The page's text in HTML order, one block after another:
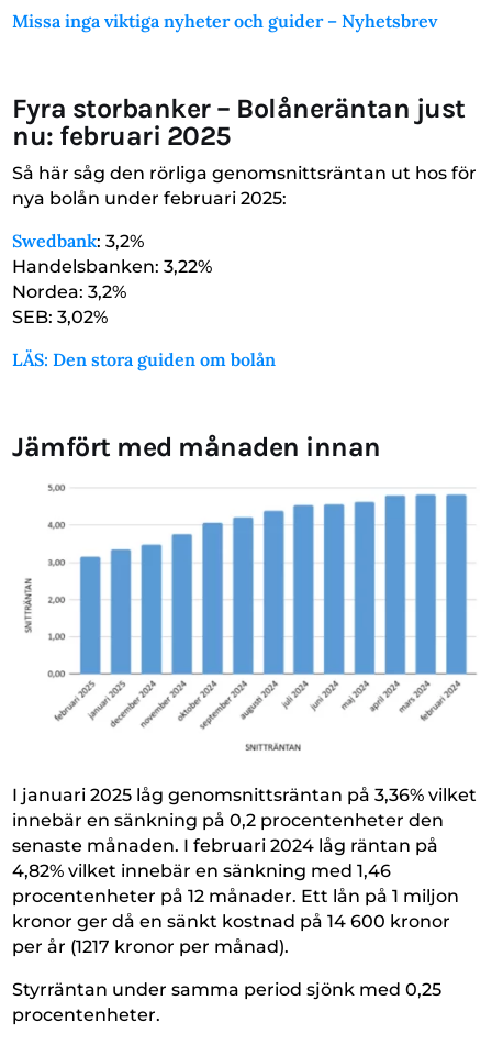
Missa inga viktiga nyheter och guider – Nyhetsbrev
Fyra storbanker – Bolåneräntan just
nu: februari 2025
Så här såg den rörliga genomsnittsräntan ut hos för
nya bolån under februari 2025:
Swedbank: 3,2%
Handelsbanken: 3,22%
Nordea: 3,2%
SEB: 3,02%
LÄS: Den stora guiden om bolån
Jämfört med månaden innan
I januari 2025 låg genomsnittsräntan på 3,36% vilket
innebär en sänkning på 0,2 procentenheter den
senaste månaden. I februari 2024 låg räntan på
4,82% vilket innebär en sänkning med 1,46
procentenheter på 12 månader. Ett lån på 1 miljon
kronor ger då en sänkt kostnad på 14 600 kronor
per år (1217 kronor per månad).
Styrräntan under samma period sjönk med 0,25
procentenheter.